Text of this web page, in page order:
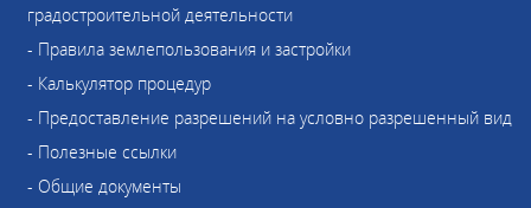
градостроительной деятельности
- Правила землепользования и застройки
- Калькулятор процедур
- Предоставление разрешений на условно разрешенный вид
- Полезные ссылки
- Общие документы